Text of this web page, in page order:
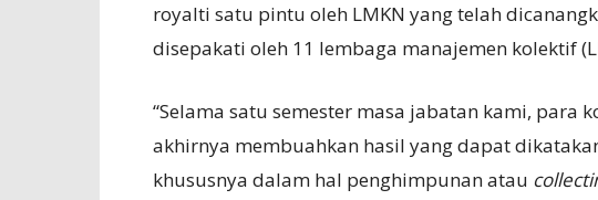
royalti satu pintu oleh LMKN yang telah
disepakati oleh 11 lembaga manajemen kolektif
“Selama satu semester masa jabatan kami, para
akhirnya membuahkan hasil yang dapat
khususnya dalam hal penghimpunan atau